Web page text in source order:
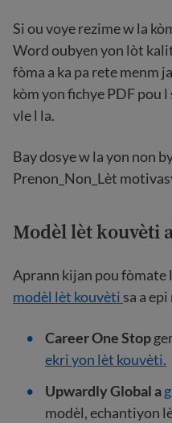
Si ou voye rezime w la
Word oubyen yon lòt
fòma a ka pa rete menm
kòm yon fichye PDF pou
vle l la.
Bay dosye w la yon non
Prenon_Non_Lèt
Modèl lèt kouvèti
Aprann kijan pou fòmate
modèl lèt kouvèti sa a
Career One Stop
ekri yon lèt kouvèti.
Upwardly Global a
modèl, echantiyon